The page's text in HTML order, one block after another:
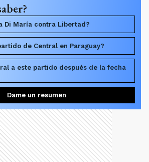
Di María contra Libertad?
de Central en Paraguay?
a este partido después de la fecha
Dame un resumen